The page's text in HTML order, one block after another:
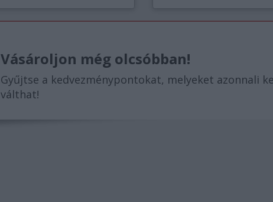
Vásároljon még olcsóbban!
Gyűjtse a kedvezménypontokat, melyeket azonnali
válthat!